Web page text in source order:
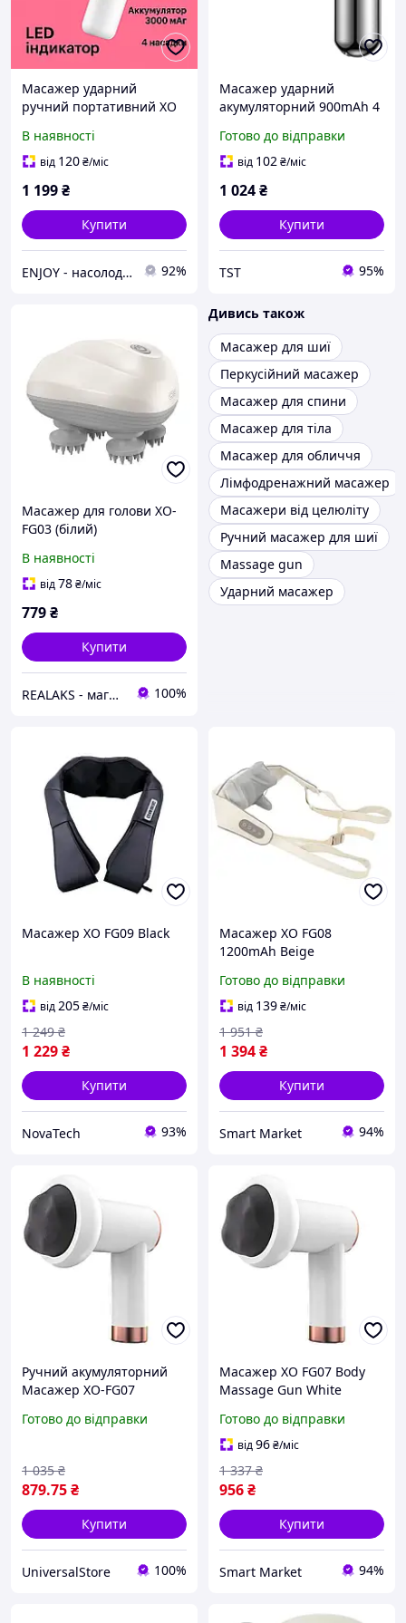
Масажер ударний
ручний портативний XO
3000mAh з LED
індикатором та 4
В наявності
від 120₴/міс
1 199₴
Купити
ENJOY - насолоджуйтесь покупками разом з нами! 92%
Масажер ударний
акумуляторний 900mAh 4
FG02
Готово до відправки
від 102₴/міс
1 024₴
Купити
TST 95%
Масажер для голови XO-
FG03 (білий)
В наявності
від78₴/міс
779₴
Купити
REALAKS - магазин мобільних аксесуарів та гаджетів 100%
Дивись також
Масажер для шиї
Перкусійний масажер
Масажер для спини
Масажер для тіла
Масажер для обличчя
Лімфодренажний масажер
Масажери від целюліту
Ручний масажер для шиї
Massage gun
Ударний масажер
Масажер XO FG09 Black
В наявності
від205₴/міс
1 229₴
1 249 ₴
Купити
NovaTech 93%
Масажер XO FG08
1200mAh Beige
Готово до відправки
від 139₴/міс
1 394₴
1 951 ₴
Купити
Smart Market 94%
Ручний акумуляторний
Масажер XO-FG07
Готово до відправки
879.75₴
1 035 ₴
Купити
UniversalStore 100%
Масажер XO FG07 Body
Massage Gun White
Готово до відправки
від96₴/міс
956₴
1 337 ₴
Купити
Smart Market 94%